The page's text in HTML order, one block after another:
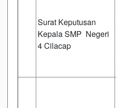
Surat Keputusan
Kepala SMP Negeri
4 Cilacap